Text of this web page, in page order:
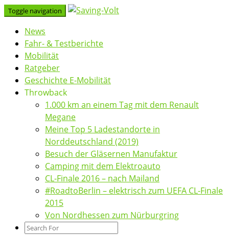
Skip
content
Toggle navigation
News
Fahr- & Testberichte
Mobilität
Ratgeber
Geschichte E-Mobilität
Throwback
1.000 km an einem Tag mit dem Renault
Megane
Meine Top 5 Ladestandorte in
Norddeutschland (2019)
Besuch der Gläsernen Manufaktur
Camping mit dem Elektroauto
CL-Finale 2016 – nach Mailand
#RoadtoBerlin – elektrisch zum UEFA CL-Finale
2015
Von Nordhessen zum Nürburgring
Search